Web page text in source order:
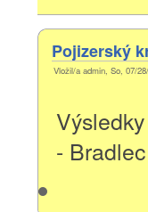
Pojizerský
Vložil/a admin, So, 07/
-